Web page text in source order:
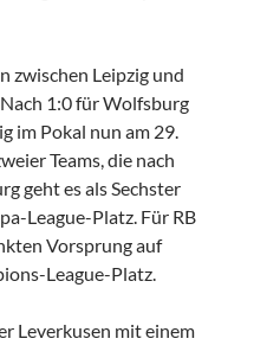
zwischen Leipzig und
1:0 für Wolfsburg
im Pokal nun am 29.
Teams, die nach
geht es als Sechster
League-Platz. Für RB
Vorsprung auf
League-Platz.
Leverkusen mit einem